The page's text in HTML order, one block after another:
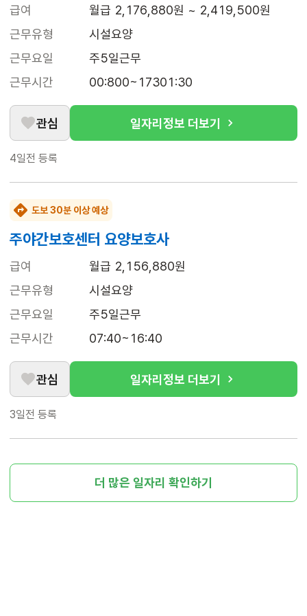
급여
월급 2,176,880원 ~ 2,419,500원
근무유형
시설요양
근무요일
주5일근무
근무시간
00:800~17301:30
관심 일자리정보 더보기
4일전 등록
도보 30분 이상 예상
주야간보호센터 요양보호사
급여
월급 2,156,880원
근무유형
시설요양
근무요일
주5일근무
근무시간
07:40~16:40
관심 일자리정보 더보기
3일전 등록
더 많은 일자리 확인하기